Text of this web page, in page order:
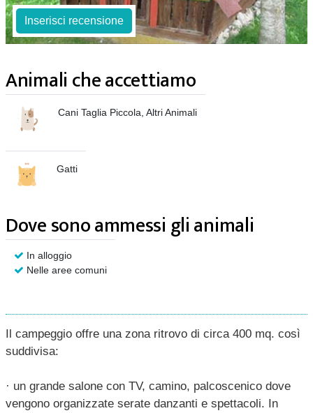
Inserisci recensione
Animali che accettiamo
Cani Taglia Piccola, Altri Animali
Gatti
Dove sono ammessi gli animali
In alloggio
Nelle aree comuni
Il campeggio offre una zona ritrovo di circa 400 mq. così
suddivisa:
· un grande salone con TV, camino, palcoscenico dove
vengono organizzate serate danzanti e spettacoli. In